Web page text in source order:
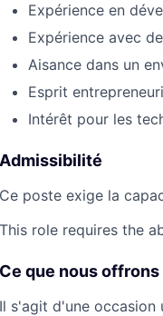
Expérience en
Expérience avec
Aisance dans un
Esprit
Intérêt pour les
Admissibilité
Ce poste exige la
This role requires the
Ce que nous offrons
Il s'agit d'une occasion